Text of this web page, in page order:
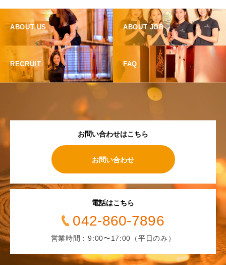
ABOUT US ABOUT JOB
RECRUIT FAQ
お問い合わせはこちら
お問い合わせ
電話はこちら
042-860-7896
営業時間：9:00〜17:00（平日のみ）